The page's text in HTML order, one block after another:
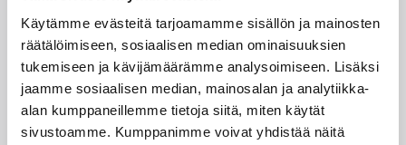
Käytämme evästeitä tarjoamamme sisällön ja mainosten
räätälöimiseen, sosiaalisen median ominaisuuksien
tukemiseen ja kävijämäärämme analysoimiseen. Lisäksi
jaamme sosiaalisen median, mainosalan ja analytiikka-
alan kumppaneillemme tietoja siitä, miten käytät
sivustoamme. Kumppanimme voivat yhdistää näitä
3×3 08.08.2026 22:58
Suomea edustavat 3×3-
joukkueet aloittivat Nordic Cup